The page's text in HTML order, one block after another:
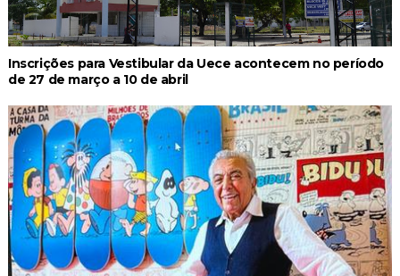
Inscrições para Vestibular da Uece acontecem no período
de 27 de março a 10 de abril